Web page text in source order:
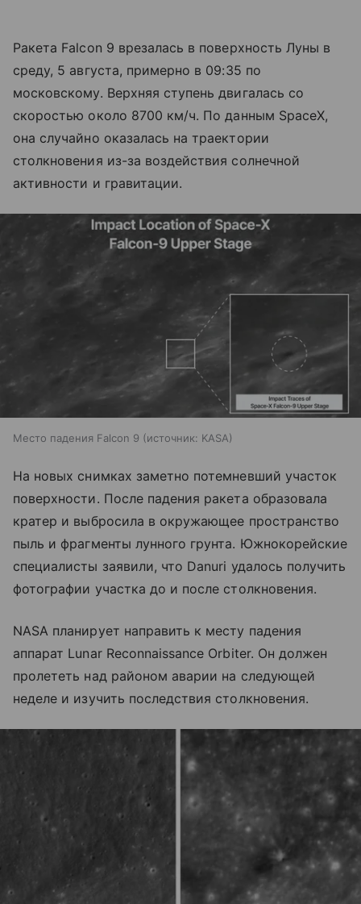
Ракета Falcon 9 врезалась в поверхность Луны в
среду, 5 августа, примерно в 09:35 по
московскому. Верхняя ступень двигалась со
скоростью около 8700 км/ч. По данным SpaceX,
она случайно оказалась на траектории
столкновения из-за воздействия солнечной
активности и гравитации.
Место падения Falcon 9 источник: KASA
На новых снимках заметно потемневший участок
поверхности. После падения ракета образовала
кратер и выбросила в окружающее пространство
пыль и фрагменты лунного грунта. Южнокорейские
специалисты заявили, что Danuri удалось получить
фотографии участка до и после столкновения.
NASA планирует направить к месту падения
аппарат Lunar Reconnaissance Orbiter. Он должен
пролететь над районом аварии на следующей
неделе и изучить последствия столкновения.